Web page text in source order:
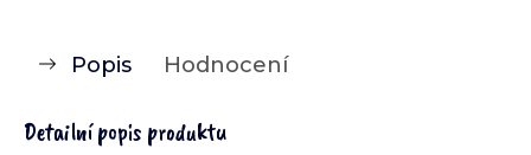
Popis Hodnocení
Detailní popis produktu